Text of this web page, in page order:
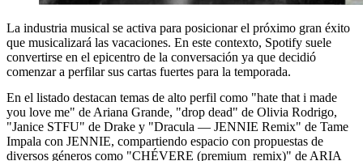
La industria musical se activa para posicionar el próximo gran éxito
que musicalizará las vacaciones. En este contexto, Spotify suele
convertirse en el epicentro de la conversación ya que decidió
comenzar a perfilar sus cartas fuertes para la temporada.
En el listado destacan temas de alto perfil como "hate that i made
you love me" de Ariana Grande, "drop dead" de Olivia Rodrigo,
"Janice STFU" de Drake y "Dracula — JENNIE Remix" de Tame
Impala con JENNIE, compartiendo espacio con propuestas de
diversos géneros como "CHÉVERE (premium_remix)" de ARIA